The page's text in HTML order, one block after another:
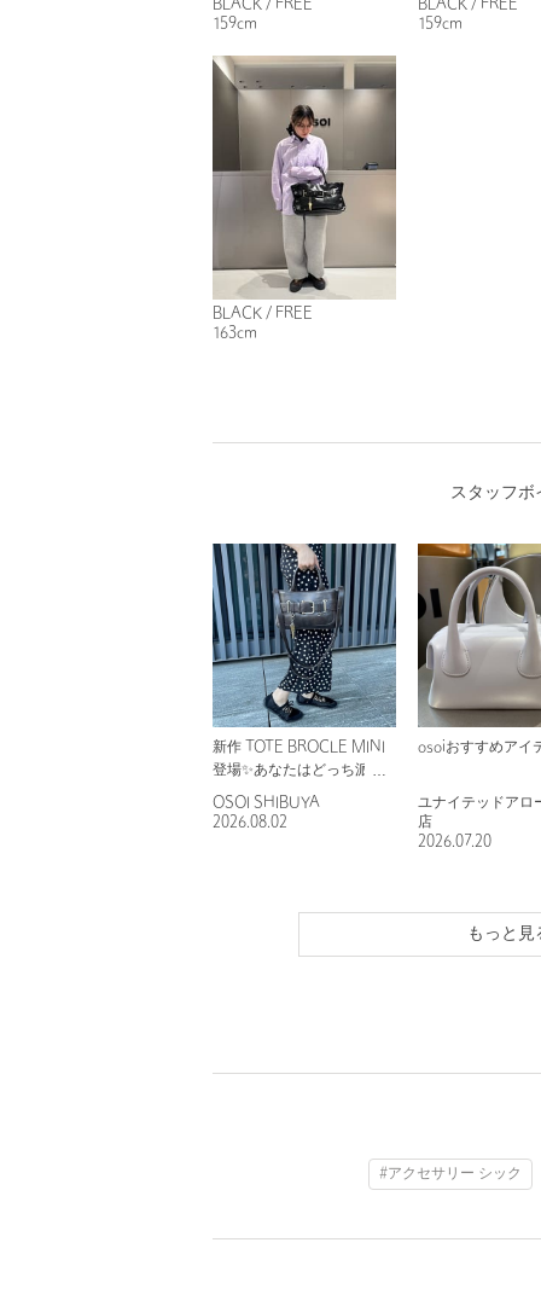
BLACK / FREE
159cm
BLACK / FREE
159cm
BLACK / FREE
163cm
スタッフボ
新作 TOTE BROCLE MINI
登場✨あなたはどっち派？
💼
OSOI SHIBUYA
2026.08.02
osoiおすすめアイ
ユナイテッドアロ
店
2026.07.20
もっと見
#アクセサリー シック